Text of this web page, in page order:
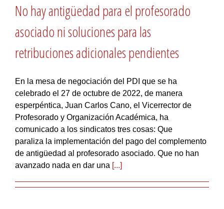
No hay antigüedad para el profesorado
asociado ni soluciones para las
retribuciones adicionales pendientes
En la mesa de negociación del PDI que se ha
celebrado el 27 de octubre de 2022, de manera
esperpéntica, Juan Carlos Cano, el Vicerrector de
Profesorado y Organización Académica, ha
comunicado a los sindicatos tres cosas: Que
paraliza la implementación del pago del complemento
de antigüedad al profesorado asociado. Que no han
avanzado nada en dar una [...]